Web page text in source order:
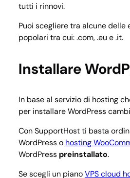
tutti i rinnovi.
Puoi scegliere tra alcune delle
popolari tra cui: .com, .eu e .it.
Installare
In base al servizio di hosting
per installare WordPress
Con SupportHost ti basta
WordPress o hosting
WordPress preinstallato.
Se scegli un pianoVPS cloud